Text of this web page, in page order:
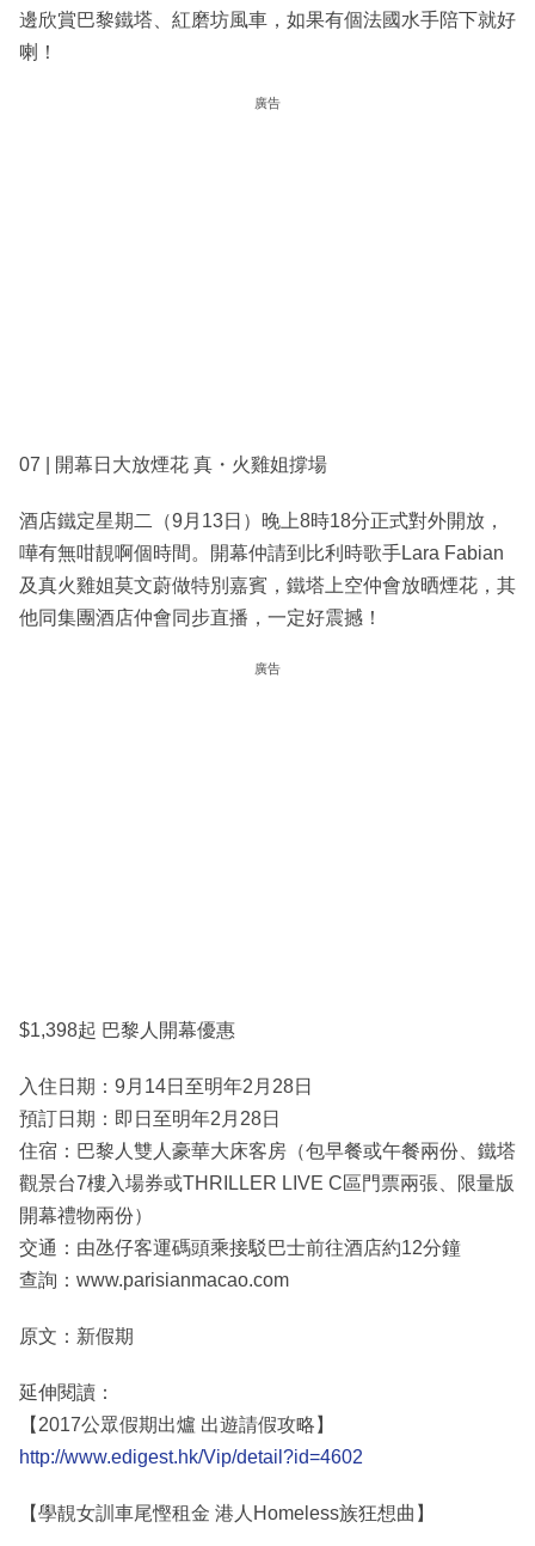
邊欣賞巴黎鐵塔、紅磨坊風車，如果有個法國水手陪下就好
喇！
廣告
07 | 開幕日大放煙花 真・火雞姐撐場
酒店鐵定星期二（9月13日）晚上8時18分正式對外開放，
嘩有無咁靚啊個時間。開幕仲請到比利時歌手Lara Fabian
及真火雞姐莫文蔚做特別嘉賓，鐵塔上空仲會放晒煙花，其
他同集團酒店仲會同步直播，一定好震撼！
廣告
$1,398起 巴黎人開幕優惠
入住日期：9月14日至明年2月28日
預訂日期：即日至明年2月28日
住宿：巴黎人雙人豪華大床客房（包早餐或午餐兩份、鐵塔
觀景台7樓入場券或THRILLER LIVE C區門票兩張、限量版
開幕禮物兩份）
交通：由氹仔客運碼頭乘接駁巴士前往酒店約12分鐘
查詢：www.parisianmacao.com
原文：新假期
延伸閱讀：
【2017公眾假期出爐 出遊請假攻略】
http://www.edigest.hk/Vip/detail?id=4602
【學靚女訓車尾慳租金 港人Homeless族狂想曲】